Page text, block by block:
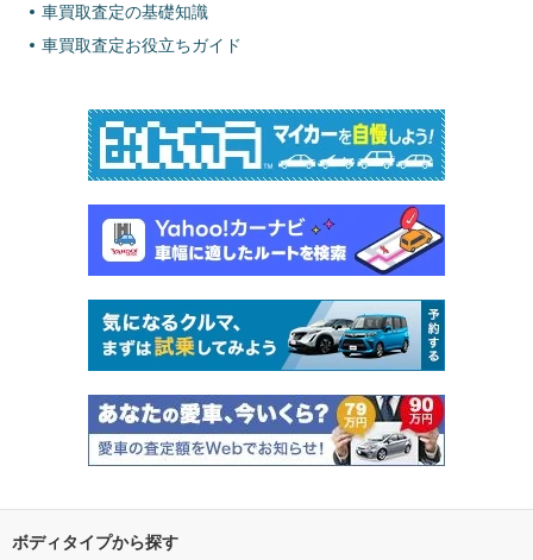
車買取査定の基礎知識
車買取査定お役立ちガイド
ボディタイプから探す